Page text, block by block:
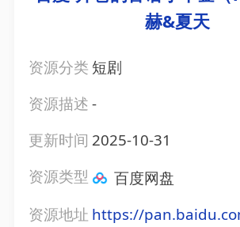
赫&夏天
资源分类 短剧
资源描述-
更新时间 2025-10-31
资源类型
百度网盘
资源地址 https://